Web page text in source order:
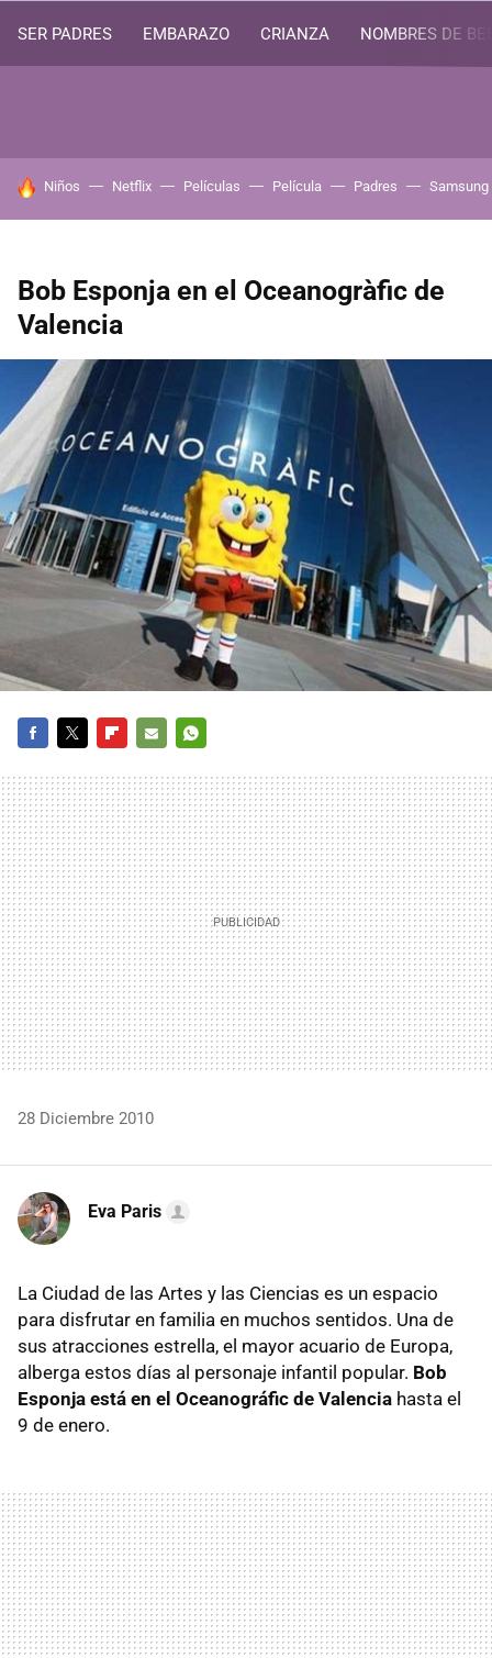
SER PADRES EMBARAZO CRIANZA NOMBRES DE
HOY SE HABLA DE
Niños Netflix Películas Película Padres Samsung
Bob Esponja en el Oceanogràfic de
Valencia
MAIL
28 Diciembre 2010
Eva Paris
La Ciudad de las Artes y las Ciencias es un espacio
para disfrutar en familia en muchos sentidos. Una de
sus atracciones estrella, el mayor acuario de Europa,
alberga estos días al personaje infantil popular. Bob
Esponja está en el Oceanográfic de Valencia hasta el
9 de enero.